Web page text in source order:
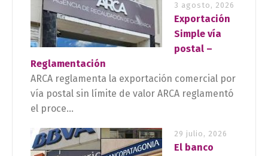
3 agosto, 2026
Exportación
Simple vía
postal –
Reglamentación
ARCA reglamenta la exportación comercial por
vía postal sin límite de valor ARCA reglamentó
el proce...
29 julio, 2026
El banco